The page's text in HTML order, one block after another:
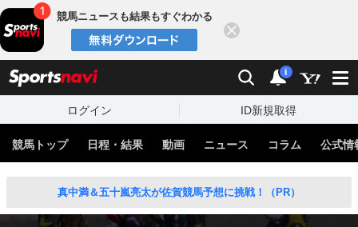
競馬ニュースも結果もすぐわかる
検索 通知
i
ログイン ID新規取得
競馬トップ 日程・結果 動画 ニュース コラム 公式情
真中満＆五十嵐亮太が佐賀競馬予想に挑戦！（PR）